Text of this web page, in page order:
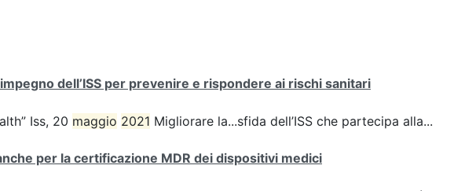
dell’ISS per prevenire e rispondere ai rischi sanitari
Iss, 20 maggio 2021 Migliorare la...sfida dell’ISS che partecipa alla...
per la certificazione MDR dei dispositivi medici